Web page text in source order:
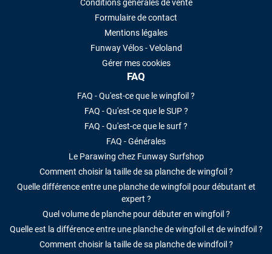
Conditions générales de vente
Formulaire de contact
Mentions légales
Funway Vélos - Veloland
Gérer mes cookies
FAQ
FAQ - Qu'est-ce que le wingfoil ?
FAQ - Qu'est-ce que le SUP ?
FAQ - Qu'est-ce que le surf ?
FAQ - Générales
Le Parawing chez Funway Surfshop
Comment choisir la taille de sa planche de wingfoil ?
Quelle différence entre une planche de wingfoil pour débutant et
expert ?
Quel volume de planche pour débuter en wingfoil ?
Quelle est la différence entre une planche de wingfoil et de windfoil ?
Comment choisir la taille de sa planche de windfoil ?